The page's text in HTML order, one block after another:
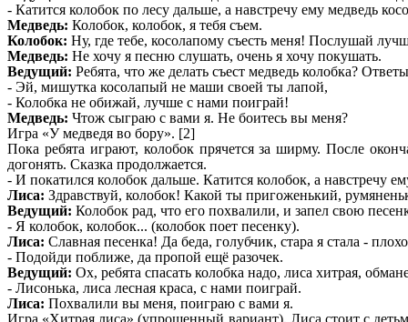
- Катится колобок по лесу дальше, а навстречу ему медведь
Медведь: Колобок, колобок, я тебя съем.
Колобок: Ну, где тебе, косолапому съесть меня! Послушай
Медведь: Не хочу я песню слушать, очень я хочу покушать.
Ведущий: Ребята, что же делать съест медведь колобка?
- Эй, мишутка косолапый не маши своей ты лапой,
- Колобка не обижай, лучше с нами поиграй!
Медведь: Чтож сыграю с вами я. Не боитесь вы меня?
Игра «У медведя во бору». [2]
Пока ребята играют, колобок прячется за ширму. После
догонять. Сказка продолжается.
- И покатился колобок дальше. Катится колобок, а навстречу
Лиса: Здравствуй, колобок! Какой ты пригоженький,
Ведущий: Колобок рад, что его похвалили, и запел свою
- Я колобок, колобок... (колобок поет песенку).
Лиса: Славная песенка! Да беда, голубчик, стара я стала -
- Подойди поближе, да пропой ещё разочек.
Ведущий: Ох, ребята спасать колобка надо, лиса хитрая,
- Лисонька, лиса лесная краса, с нами поиграй.
Лиса: Похвалили вы меня, поиграю с вами я.